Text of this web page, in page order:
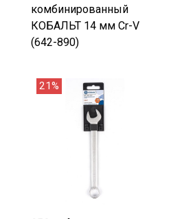
комбинированный
КОБАЛЬТ 14 мм Cr-V
(642-890)
21%